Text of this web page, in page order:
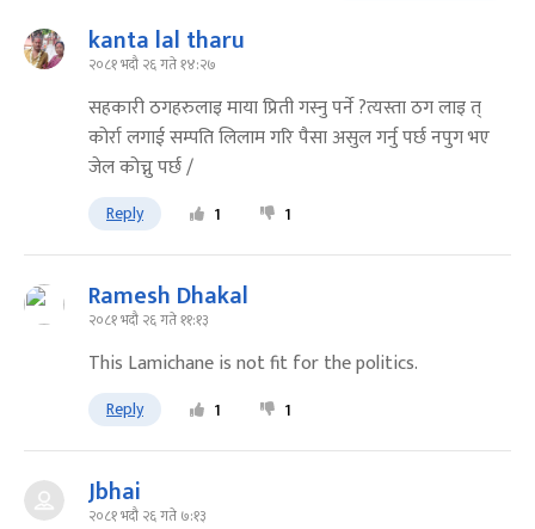
kanta lal tharu
२०८१ भदौ २६ गते १४:२७
सहकारी ठगहरुलाइ माया प्रिती गस्नु पर्ने ?त्यस्ता ठग लाइ त्
कोर्रा लगाई सम्पति लिलाम गरि पैसा असुल गर्नु पर्छ नपुग भए
जेल कोच्नु पर्छ /
Reply 1 1
Ramesh Dhakal
२०८१ भदौ २६ गते ११:१३
This Lamichane is not fit for the politics.
Reply 1 1
Jbhai
२०८१ भदौ २६ गते ७:१३